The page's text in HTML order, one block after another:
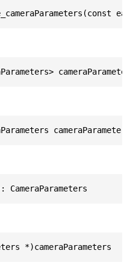
CameraParameters
*)cameraParameters